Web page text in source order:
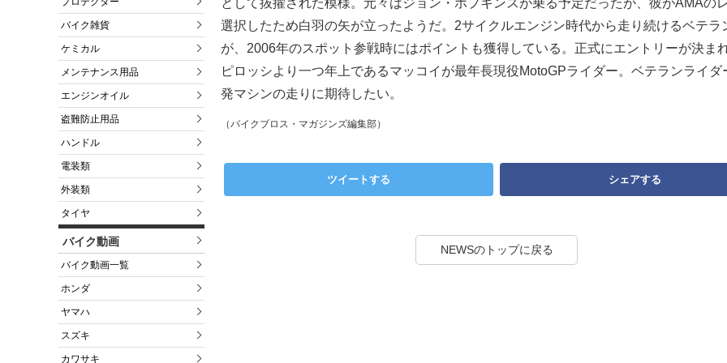
バイク雑貨
ケミカル
メンテナンス用品
エンジンオイル
盗難防止用品
ハンドル
電装類
外装類
タイヤ
バイク動画
バイク動画一覧
ホンダ
ヤマハ
スズキ
カワサキ
として抜擢された模様。元々はジョン・ホプキンスが乗る予定だったが、彼がAMAの
選択したため白羽の矢が立ったようだ。2サイクルエンジン時代から走り続けるベテラ
が、2006年のスポット参戦時にはポイントも獲得している。正式にエントリーが決ま
ピロッシより一つ年上であるマッコイが最年長現役MotoGPライダー。ベテランライダ
発マシンの走りに期待したい。
（バイクブロス・マガジンズ編集部）
ツイートする シェアする
NEWSのトップに戻る